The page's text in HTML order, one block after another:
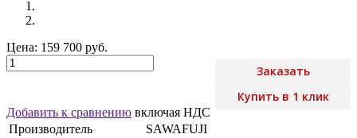
Цена: 159 700 руб.
Заказать
Купить в 1 клик
Добавить к сравнению включая НДС
Производитель
SAWAFUJI